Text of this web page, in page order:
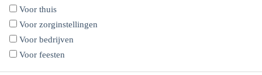
Voor thuis
Voor zorginstellingen
Voor bedrijven
Voor feesten